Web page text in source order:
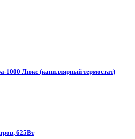
1000 Люкс (капиллярный термостат)
625Вт